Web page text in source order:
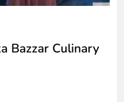
Bazzar Culinary